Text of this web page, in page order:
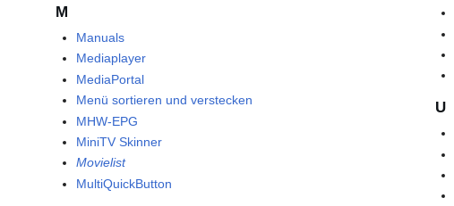
M
Manuals
Mediaplayer
MediaPortal
Menü sortieren und verstecken
MHW-EPG
MiniTV Skinner
Movielist
MultiQuickButton
U